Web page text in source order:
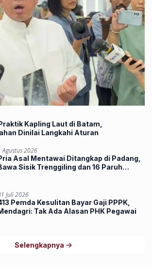
Kapling Laut di Batam,
Dinilai Langkahi Aturan
Agustus 2026
Asal Mentawai Ditangkap di Padang,
Sisik Trenggiling dan 16 Paruh
Juli 2026
Pemda Kesulitan Bayar Gaji PPPK,
Tak Ada Alasan PHK Pegawai
Selengkapnya